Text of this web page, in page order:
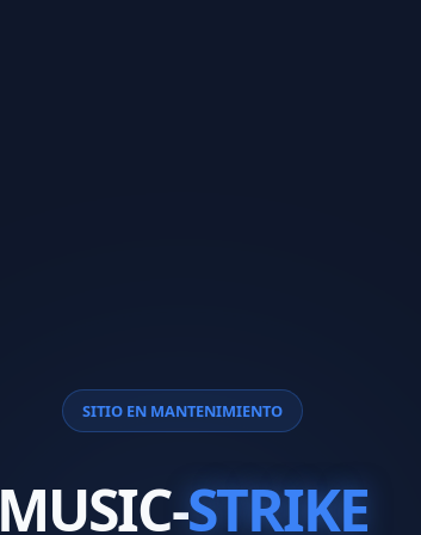
SITIO EN MANTENIMIENTO
MUSIC-STRIKE